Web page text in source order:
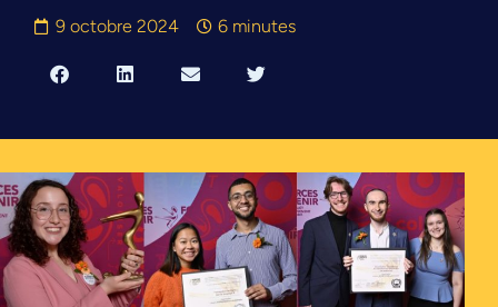
9 octobre 2024 6 minutes